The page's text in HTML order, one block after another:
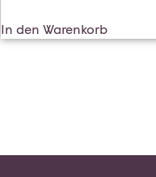
In den Warenkorb